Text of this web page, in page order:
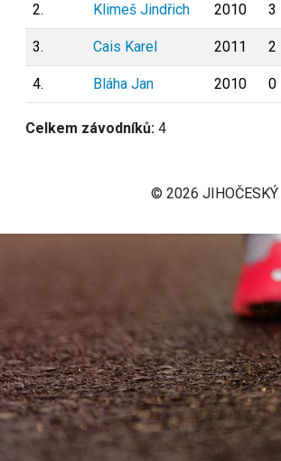
2. Klimeš Jindřich 2010 3
3. Cais Karel 2011 2
4. Bláha Jan 2010 0
Celkem závodníků: 4
© 2026 JIHOČESKÝ